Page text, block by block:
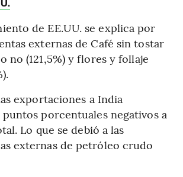
de EE.UU. se explica por
externas de Café sin tostar
no (121,5%) y flores y follaje
exportaciones a India
porcentuales negativos a
Lo que se debió a las
externas de petróleo crudo